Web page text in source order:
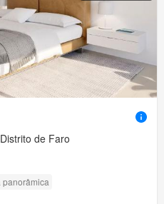
de Faro
panorâmica